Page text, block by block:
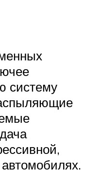
систему